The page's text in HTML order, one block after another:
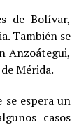
de Bolívar,
También se
Anzoátegui,
Mérida.
espera un
casos